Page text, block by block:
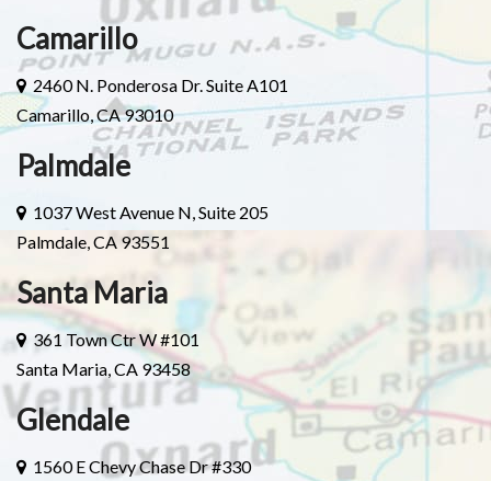
Camarillo
2460 N. Ponderosa Dr. Suite A101
Camarillo, CA 93010
Palmdale
1037 West Avenue N, Suite 205
Palmdale, CA 93551
Santa Maria
361 Town Ctr W #101
Santa Maria, CA 93458
Glendale
1560 E Chevy Chase Dr #330